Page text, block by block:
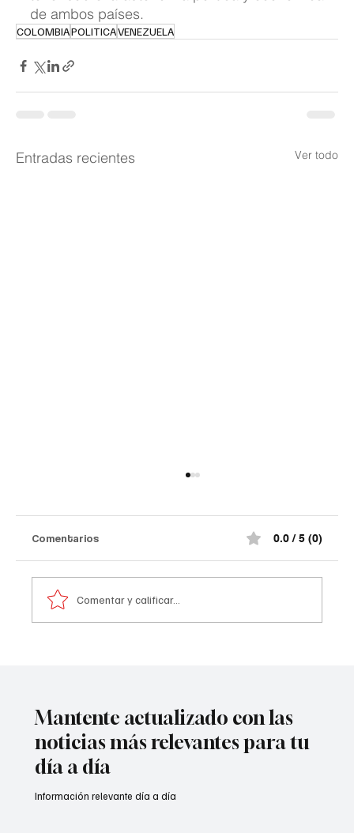
de ambos países.
COLOMBIAPOLITICAVENEZUELA
Entradas recientes Ver todo
terr0r1st@ de la madrugada
¡Impactante! Así quedó el comando de la
información preliminar, la explosión estuvo
acompañada por ráf@g@s
Comentarios 0.0 / 5 (0)
Comentar y calificar...
Mantente actualizado con las
noticias más relevantes para tu
día a día
Información relevante día a día